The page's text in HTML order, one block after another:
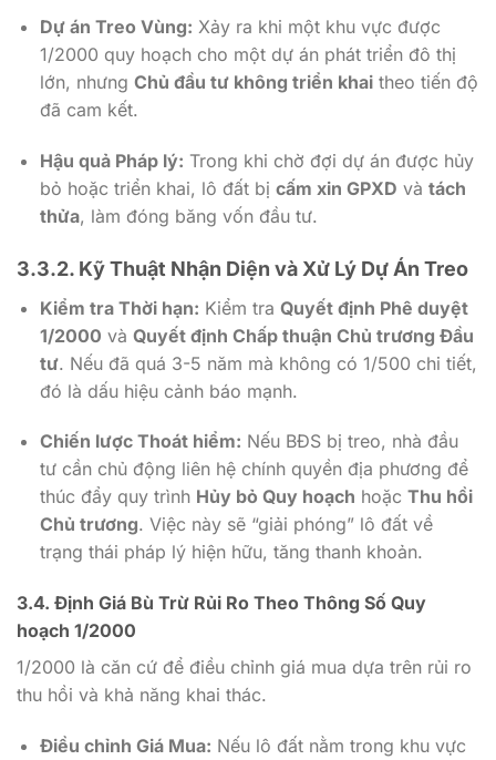
Dự án Treo Vùng: Xảy ra khi một khu vực được
1/2000 quy hoạch cho một dự án phát triển đô thị
lớn, nhưng Chủ đầu tư không triển khaitheo tiến độ
đã cam kết.
Hậu quả Pháp lý: Trong khi chờ đợi dự án được hủy
bỏ hoặc triển khai, lô đất bị cấm xin GPXD và tách
thửa, làm đóng băng vốn đầu tư.
3.3.2. Kỹ Thuật Nhận Diện và Xử Lý Dự Án Treo
Kiểm tra Thời hạn: Kiểm tra Quyết định Phê duyệt
1/2000 và Quyết định Chấp thuận Chủ trương Đầu
tư. Nếu đã quá 3-5 năm mà không có 1/500 chi tiết,
đó là dấu hiệu cảnh báo mạnh.
Chiến lược Thoát hiểm: Nếu BĐS bị treo, nhà đầu
tư cần chủ động liên hệ chính quyền địa phương để
thúc đẩy quy trình Hủy bỏ Quy hoạch hoặc Thu hồi
Chủ trương. Việc này sẽ “giải phóng” lô đất về
trạng thái pháp lý hiện hữu, tăng thanh khoản.
3.4. Định Giá Bù Trừ Rủi Ro Theo Thông Số Quy
hoạch 1/2000
1/2000 là căn cứ để điều chỉnh giá mua dựa trên rủi ro
thu hồi và khả năng khai thác.
Điều chỉnh Giá Mua: Nếu lô đất nằm trong khu vực